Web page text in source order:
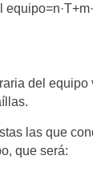
del equipo
las que
que será: